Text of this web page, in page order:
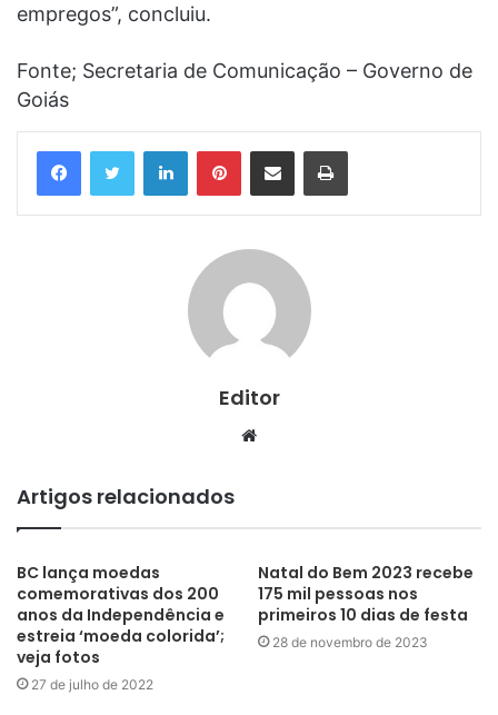
empregos”, concluiu.
Fonte; Secretaria de Comunicação – Governo de
Goiás
LinkedinPinterestCompartilhar via e-mail Imprimir
Editor
Website
Artigos relacionados
BC lança moedas
comemorativas dos 200
anos da Independência e
estreia ‘moeda colorida’;
veja fotos
27 de julho de 2022
Natal do Bem 2023 recebe
175 mil pessoas nos
primeiros 10 dias de festa
28 de novembro de 2023